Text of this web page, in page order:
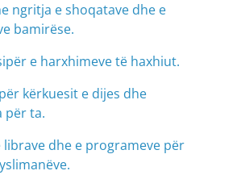
ngritja e shoqatave dhe e
bamirëse.
e harxhimeve të haxhiut.
kërkuesit e dijes dhe
për ta.
librave dhe e programeve për